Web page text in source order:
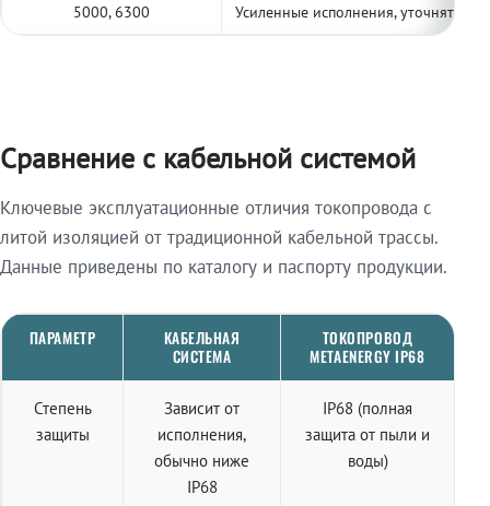
5000, 6300 Усиленные исполнения, уточнять по
Сравнение с кабельной системой
Ключевые эксплуатационные отличия токопровода с
литой изоляцией от традиционной кабельной трассы.
Данные приведены по каталогу и паспорту продукции.
ПАРАМЕТР
КАБЕЛЬНАЯ
СИСТЕМА
ТОКОПРОВОД
METAENERGY IP68
Степень
защиты
Зависит от
исполнения,
обычно ниже
IP68
IP68 (полная
защита от пыли и
воды)